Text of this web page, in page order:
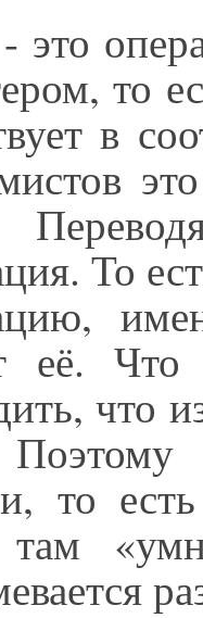
это
то
в
То
её.
что
то
там